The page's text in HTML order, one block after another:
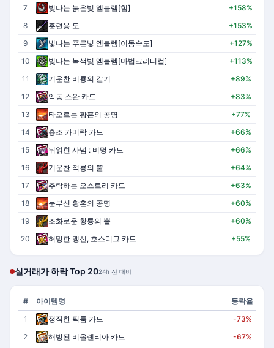
7
빛나는 붉은빛 엠블렘[힘]
+158%
8
훈련용 도
+153%
9
빛나는 푸른빛 엠블렘[이동속도]
+127%
10
빛나는 녹색빛 엠블렘[마법크리티컬]
+113%
11
기운찬 비룡의 갈기
+89%
12
악동 스완 카드
+83%
13
타오르는 황혼의 공명
+77%
14
흉조 카미락 카드
+66%
15
뒤얽힌 사념 : 비명 카드
+66%
16
기운찬 적룡의 뿔
+64%
17
추락하는 오스트리 카드
+63%
18
눈부신 황혼의 공명
+60%
19
조화로운 황룡의 뿔
+60%
20
허망한 맹신, 호스디그 카드 +55%
실거래가 하락 Top 2024h 전 대비
# 아이템명
등락율
1
정직한 픽툼 카드
-73%
2
해방된 비올렌티아 카드
-67%